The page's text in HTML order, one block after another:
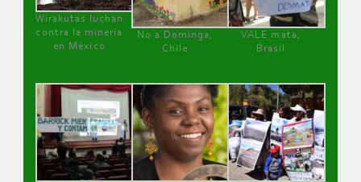
Wirakutas luchan
contra la minería
en México
No a Dominga,
Chile
VALE mata,
Brasil